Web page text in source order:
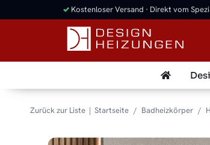
✓ Kostenloser Versand · Direkt vom
Zurück zur Liste Startseite Badheizkörper